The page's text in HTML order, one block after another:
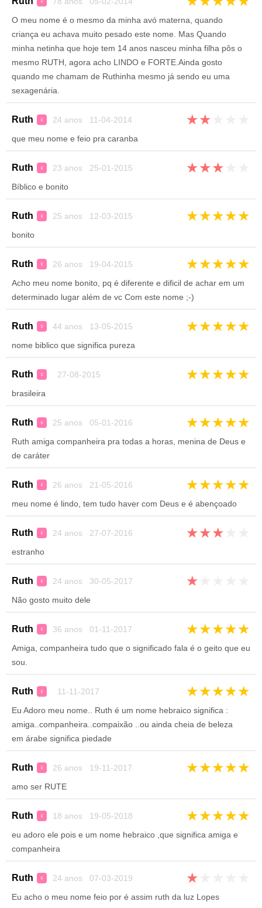
O meu nome é o mesmo da minha avó materna, quando
criança eu achava muito pesado este nome. Mas Quando
minha netinha que hoje tem 14 anos nasceu minha filha pôs o
mesmo RUTH, agora acho LINDO e FORTE.Ainda gosto
quando me chamam de Ruthinha mesmo já sendo eu uma
sexagenária.
Ruth ♀ 24 anos 11-04-2014 ★★
que meu nome e feio pra caranba
Ruth ♀ 23 anos 25-01-2015 ★★★
Bíblico e bonito
Ruth ♀ 25 anos 12-03-2015 ★★★★★
bonito
Ruth ♀ 26 anos 19-04-2015 ★★★★★
Acho meu nome bonito, pq é diferente e dificil de achar em um
determinado lugar além de vc Com este nome ;-)
Ruth ♀ 44 anos 13-05-2015 ★★★★★
nome biblico que significa pureza
Ruth ♀ 27-08-2015 ★★★★★
brasileira
Ruth ♀ 25 anos 05-01-2016 ★★★★★
Ruth amiga companheira pra todas a horas, menina de Deus e
de caráter
Ruth ♀ 26 anos 21-05-2016 ★★★★★
meu nome é lindo, tem tudo haver com Deus e é abençoado
Ruth ♀ 24 anos 27-07-2016 ★★★
estranho
Ruth ♀ 24 anos 30-05-2017 ★
Não gosto muito dele
Ruth ♀ 36 anos 01-11-2017 ★★★★★
Amiga, companheira tudo que o significado fala é o geito que eu
sou.
Ruth ♀ 11-11-2017 ★★★★★
Eu Adoro meu nome.. Ruth é um nome hebraico significa :
amiga..companheira..compaixão ..ou ainda cheia de beleza
em árabe significa piedade
Ruth ♀ 26 anos 19-11-2017 ★★★★★
amo ser RUTE
Ruth ♀ 18 anos 19-05-2018 ★★★★★
eu adoro ele pois e um nome hebraico ,que significa amiga e
companheira
Ruth ♀ 24 anos 07-03-2019 ★
Eu acho o meu nome feio por é assim ruth da luz Lopes